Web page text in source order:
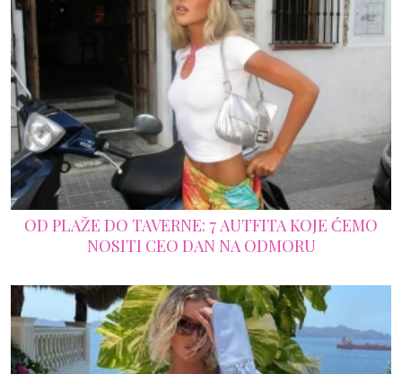
OD PLAŽE DO TAVERNE: 7 AUTFITA KOJE ĆEMO
NOSITI CEO DAN NA ODMORU